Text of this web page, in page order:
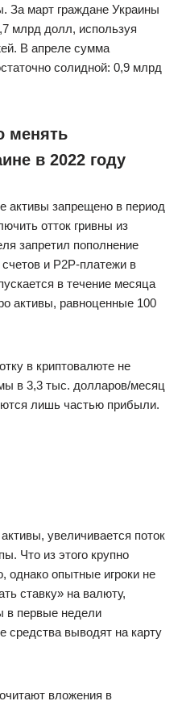
За март граждане Украины
млрд долл, используя
В апреле сумма
солидной: 0,9 млрд
менять
в 2022 году
активы запрещено в период
отток гривны из
запретил пополнение
счетов и P2P-платежи в
в течение месяца
активы, равноценные 100
в криптовалюте не
в 3,3 тыс. долларов/месяц
лишь частью прибыли.
увеличивается поток
Что из этого крупно
однако опытные игроки не
ставку» на валюту,
в первые недели
средства выводят на карту
вложения в